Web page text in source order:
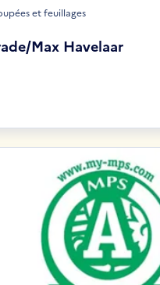
et feuillages
Max Havelaar